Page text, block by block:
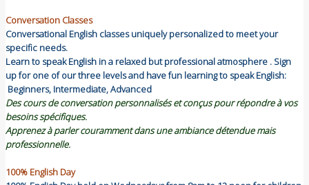
Conversation Classes
Conversational English classes uniquely personalized to meet your
specific needs.
Learn to speak English in a relaxed but professional atmosphere . Sign
up for one of our three levels and have fun learning to speak English:
Beginners, Intermediate, Advanced
Des cours de conversation personnalisés et conçus pour répondre à vos
besoins spécifiques.
Apprenez à parler couramment dans une ambiance détendue mais
professionnelle.
100% English Day